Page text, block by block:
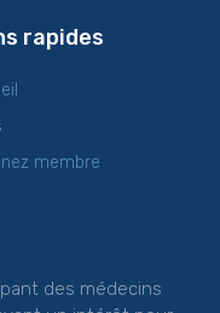
rapides
membre
des médecins